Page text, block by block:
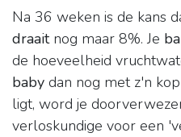
Na 36 weken is de kans
draaitnog maar 8%. Je
de hoeveelheid
baby dan nog met z'n
ligt, word je
verloskundige voor een